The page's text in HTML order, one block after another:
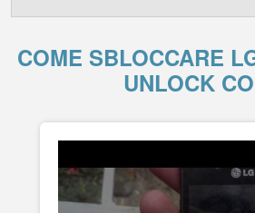
COME SBLOCCARE
UNLOCK